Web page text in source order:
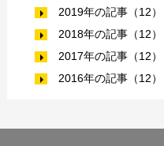
2019年の記事（12）
2018年の記事（12）
2017年の記事（12）
2016年の記事（12）